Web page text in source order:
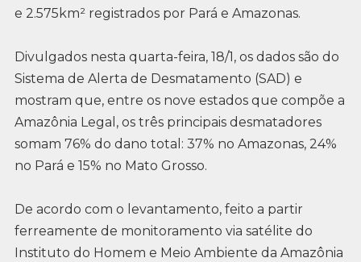
e 2.575km² registrados por Pará e Amazonas.
Divulgados nesta quarta-feira, 18/1, os dados são do
Sistema de Alerta de Desmatamento (SAD) e
mostram que, entre os nove estados que compõe a
Amazônia Legal, os três principais desmatadores
somam 76% do dano total: 37% no Amazonas, 24%
no Pará e 15% no Mato Grosso.
De acordo com o levantamento, feito a partir
ferreamente de monitoramento via satélite do
Instituto do Homem e Meio Ambiente da Amazônia